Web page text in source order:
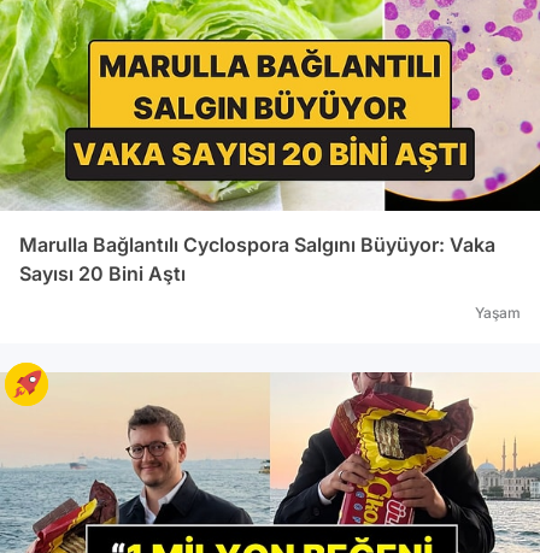
Marulla Bağlantılı Cyclospora Salgını Büyüyor: Vaka
Sayısı 20 Bini Aştı
Yaşam